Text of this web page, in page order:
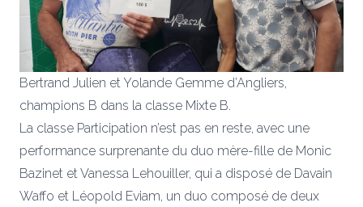
Bertrand Julien et Yolande Gemme d’Angliers,
champions B dans la classe Mixte B.
La classe Participation n’est pas en reste, avec une
performance surprenante du duo mère-fille de Monic
Bazinet et Vanessa Lehouiller, qui a disposé de Davain
Waffo et Léopold Eviam, un duo composé de deux